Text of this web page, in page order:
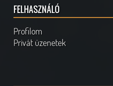
FELHASZNÁLÓ
Profilom
Privát üzenetek